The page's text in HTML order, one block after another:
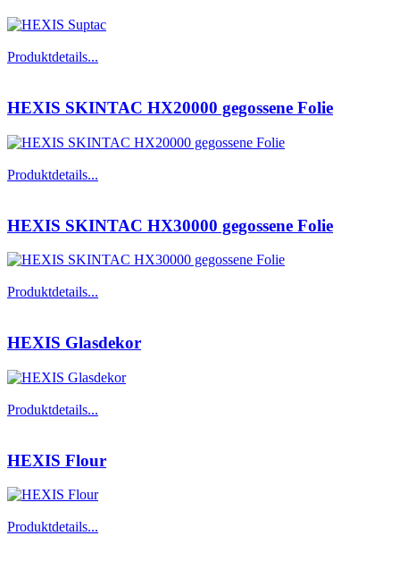
Produktdetails...
HEXIS SKINTAC HX20000 gegossene Folie
Produktdetails...
HEXIS SKINTAC HX30000 gegossene Folie
Produktdetails...
HEXIS Glasdekor
Produktdetails...
HEXIS Flour
Produktdetails...